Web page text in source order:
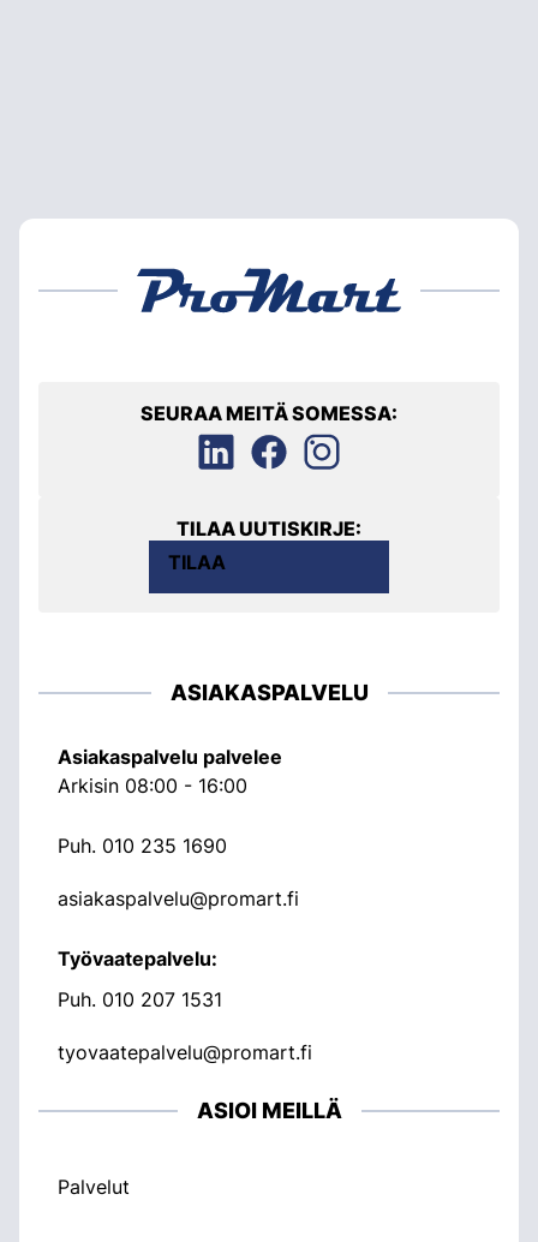
SEURAA MEITÄ SOMESSA:
TILAA UUTISKIRJE:
TILAA
ASIAKASPALVELU
Asiakaspalvelu palvelee
Arkisin 08:00 - 16:00
Puh. 010 235 1690
asiakaspalvelu@promart.fi
Työvaatepalvelu:
Puh. 010 207 1531
tyovaatepalvelu@promart.fi
ASIOI MEILLÄ
Palvelut